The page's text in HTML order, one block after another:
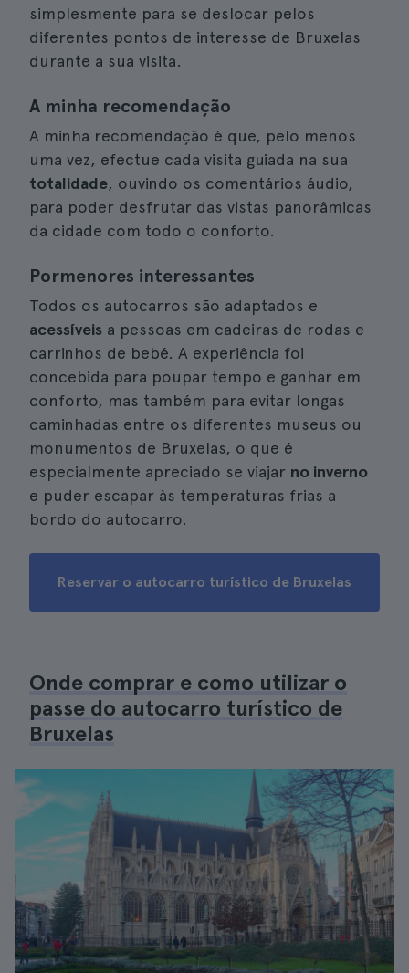
simplesmente para se deslocar pelos
diferentes pontos de interesse de Bruxelas
durante a sua visita.
A minha recomendação
A minha recomendação é que, pelo menos
uma vez, efectue cada visita guiada na sua
totalidade, ouvindo os comentários áudio,
para poder desfrutar das vistas panorâmicas
da cidade com todo o conforto.
Pormenores interessantes
Todos os autocarros são adaptados e
acessíveis a pessoas em cadeiras de rodas e
carrinhos de bebé. A experiência foi
concebida para poupar tempo e ganhar em
conforto, mas também para evitar longas
caminhadas entre os diferentes museus ou
monumentos de Bruxelas, o que é
especialmente apreciado se viajar no inverno
e puder escapar às temperaturas frias a
bordo do autocarro.
Reservar o autocarro turístico de Bruxelas
Onde comprar e como utilizar o
passe do autocarro turístico de
Bruxelas